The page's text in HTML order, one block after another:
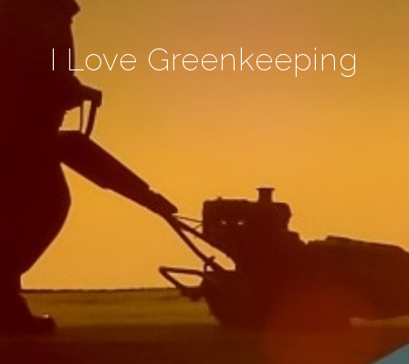
I Love Greenkeeping